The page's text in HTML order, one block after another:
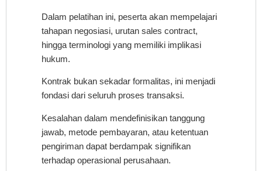
Dalam pelatihan ini, peserta akan mempelajari
tahapan negosiasi, urutan sales contract,
hingga terminologi yang memiliki implikasi
hukum.
Kontrak bukan sekadar formalitas, ini menjadi
fondasi dari seluruh proses transaksi.
Kesalahan dalam mendefinisikan tanggung
jawab, metode pembayaran, atau ketentuan
pengiriman dapat berdampak signifikan
terhadap operasional perusahaan.